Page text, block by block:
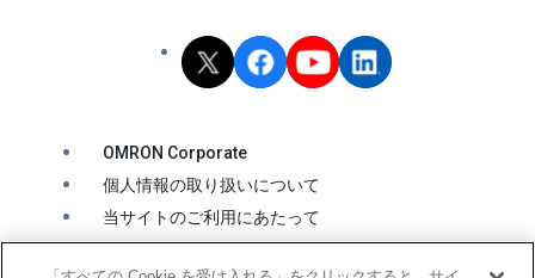
OMRON Corporate
個人情報の取り扱いについて
当サイトのご利用にあたって
クッキーの利用について